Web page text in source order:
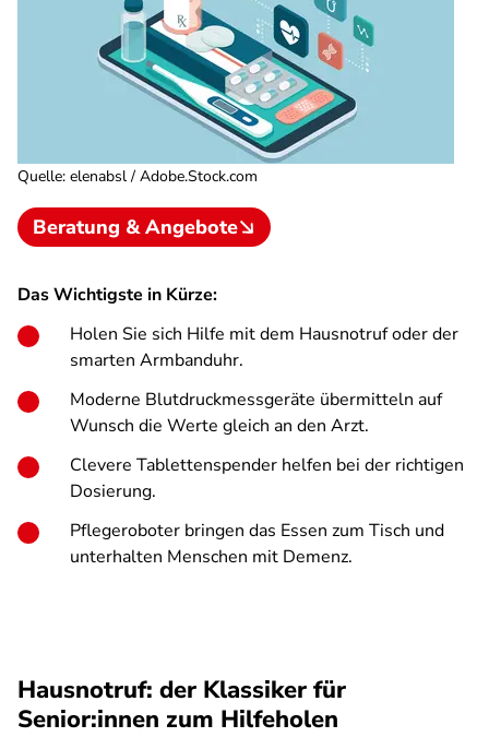
Quelle: elenabsl / Adobe.Stock.com
Beratung & Angebote
Das Wichtigste in Kürze:
Holen Sie sich Hilfe mit dem Hausnotruf oder der
smarten Armbanduhr.
Moderne Blutdruckmessgeräte übermitteln auf
Wunsch die Werte gleich an den Arzt.
Clevere Tablettenspender helfen bei der richtigen
Dosierung.
Pflegeroboter bringen das Essen zum Tisch und
unterhalten Menschen mit Demenz.
Hausnotruf: der Klassiker für
Senior:innen zum Hilfeholen